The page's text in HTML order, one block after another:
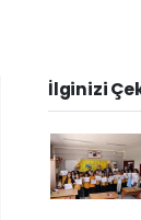
İlginizi